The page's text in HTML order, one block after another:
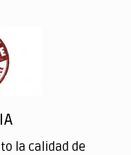
la calidad de